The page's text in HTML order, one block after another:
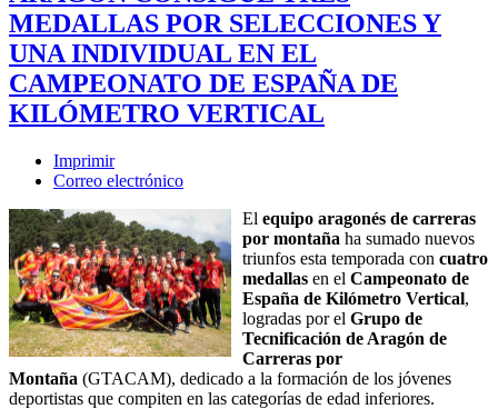
MEDALLAS POR SELECCIONES Y
UNA INDIVIDUAL EN EL
CAMPEONATO DE ESPAÑA DE
KILÓMETRO VERTICAL
Imprimir
Correo electrónico
El equipo aragonés de carreras
por montaña ha sumado nuevos
triunfos esta temporada con cuatro
medallas en el Campeonato de
España de Kilómetro Vertical,
logradas por el Grupo de
Tecnificación de Aragón de
Carreras por
Montaña (GTACAM), dedicado a la formación de los jóvenes
deportistas que compiten en las categorías de edad inferiores.